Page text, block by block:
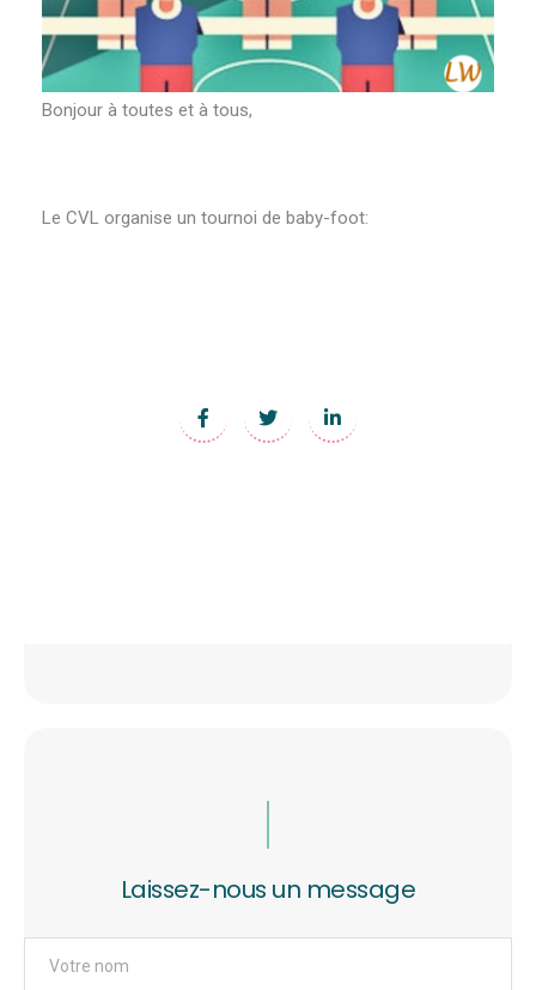
Bonjour à toutes et à tous,
Le CVL organise un tournoi de baby-foot:
Laissez-nous un message